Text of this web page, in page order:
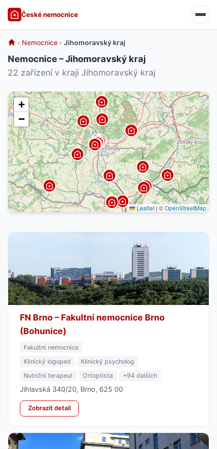
České nemocnice
› Nemocnice › Jihomoravský kraj
Nemocnice – Jihomoravský kraj
22 zařízení v kraji Jihomoravský kraj
+
−
Leaflet | ©OpenStreetMap
FN Brno – Fakultní nemocnice Brno
(Bohunice)
Fakultní nemocnice
Klinický logoped
Klinický psycholog
Nutriční terapeut
Ortoptista +94 dalších
Jihlavská 340/20, Brno, 625 00
Zobrazit detail